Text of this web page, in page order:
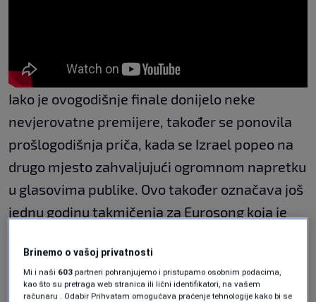
Iako je ovogodišnje finale donijelo neke
nevjerovatne premijere, također se ponovila
prošlogodišnja priča, kada se Izrael popeo na
drugo mjesto zahvaljujući ogromnom napretku
u glasovima publike. Ovo također označava još
jednu godinu takmičenja za Eurosong koja je
Eurosong organizuje Evropska radiodifuzna
unija (EBU), savez 113 javnih medijskih servisa
Brinemo o vašoj privatnosti
Mi i naši 603 partneri pohranjujemo i pristupamo osobnim podacima,
kao što su pretraga web stranica ili lični identifikatori, na vašem
računaru . Odabir Prihvatam omogućava praćenje tehnologije kako bi se